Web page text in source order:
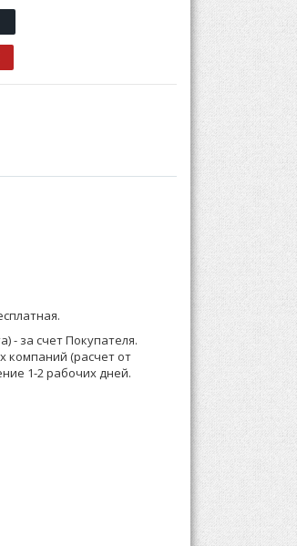
на манжетах, с капюшоном.
зале.
или 8 (916) 58-544-58;
заказ по телефону.
заказа, Выставляем счет
.
- за счет Покупателя.
компаний (расчет от
1-2 рабочих дней.